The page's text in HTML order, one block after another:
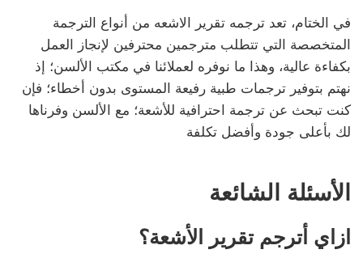
في الختام، تعد ترجمه تقرير الاشعه من أنواع الترجمة
المتخصصة التي تتطلب مترجمين محترفين لإنجاز العمل
بكفاءة عالية، وهذا ما نوفره لعملائنا في مكتب الألسن؛ إذ
نهتم بتوفير ترجمات طبية رفيعة المستوى بدون أخطاء؛ فإن
كنت تبحث عن ترجمة احترافية للأشعة؛ مع الألسن وفرناها
لك بأعلى جودة وأفضل تكلفة
الأسئلة الشائعة
ازاي أترجم تقرير الأشعة؟